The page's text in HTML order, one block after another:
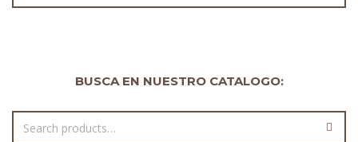
BUSCA EN NUESTRO CATALOGO: